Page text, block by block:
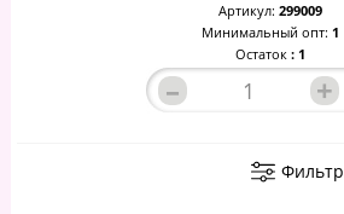
Артикул: 299009
Минимальный опт: 1
Остаток : 1
– +
Фильтр